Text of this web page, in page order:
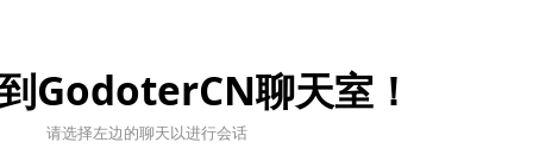
GodoterCN聊天室！
请选择左边的聊天以进行会话